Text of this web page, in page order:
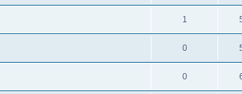
1
0
0